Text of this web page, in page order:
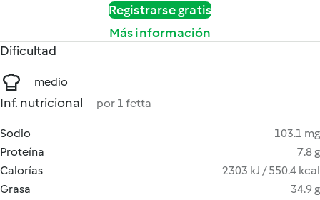
Registrarse gratis
Más información
Dificultad
medio
Inf. nutricional por 1 fetta
Sodio
103.1 mg
Proteína
7.8 g
Calorías
2303 kJ / 550.4 kcal
Grasa
34.9 g